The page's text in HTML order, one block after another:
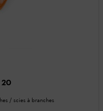
20
/ scies à branches